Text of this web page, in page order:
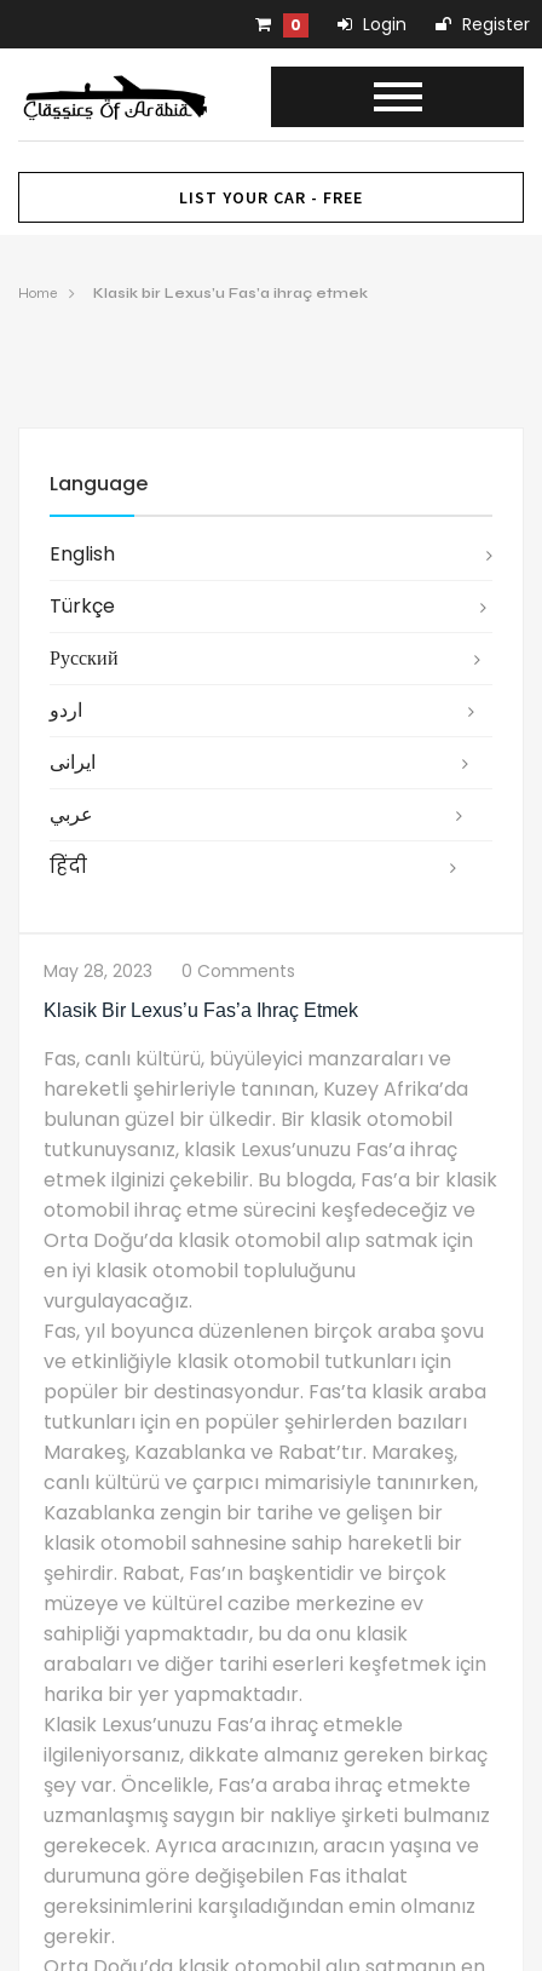
0 Login Register
LIST YOUR CAR - FREE
Home Klasik bir Lexus’u Fas’a ihraç etmek
Language
English
Türkçe
Русский
اردو
ایرانی
عربي
हिंदी
May 28, 2023 0 Comments
Klasik Bir Lexus’u Fas’a Ihraç Etmek
Fas, canlı kültürü, büyüleyici manzaraları ve
hareketli şehirleriyle tanınan, Kuzey Afrika’da
bulunan güzel bir ülkedir. Bir klasik otomobil
tutkunuysanız, klasik Lexus’unuzu Fas’a ihraç
etmek ilginizi çekebilir. Bu blogda, Fas’a bir klasik
otomobil ihraç etme sürecini keşfedeceğiz ve
Orta Doğu’da klasik otomobil alıp satmak için
en iyi klasik otomobil topluluğunu
vurgulayacağız.
Fas, yıl boyunca düzenlenen birçok araba şovu
ve etkinliğiyle klasik otomobil tutkunları için
popüler bir destinasyondur. Fas’ta klasik araba
tutkunları için en popüler şehirlerden bazıları
Marakeş, Kazablanka ve Rabat’tır. Marakeş,
canlı kültürü ve çarpıcı mimarisiyle tanınırken,
Kazablanka zengin bir tarihe ve gelişen bir
klasik otomobil sahnesine sahip hareketli bir
şehirdir. Rabat, Fas’ın başkentidir ve birçok
müzeye ve kültürel cazibe merkezine ev
sahipliği yapmaktadır, bu da onu klasik
arabaları ve diğer tarihi eserleri keşfetmek için
harika bir yer yapmaktadır.
Klasik Lexus’unuzu Fas’a ihraç etmekle
ilgileniyorsanız, dikkate almanız gereken birkaç
şey var. Öncelikle, Fas’a araba ihraç etmekte
uzmanlaşmış saygın bir nakliye şirketi bulmanız
gerekecek. Ayrıca aracınızın, aracın yaşına ve
durumuna göre değişebilen Fas ithalat
gereksinimlerini karşıladığından emin olmanız
gerekir.